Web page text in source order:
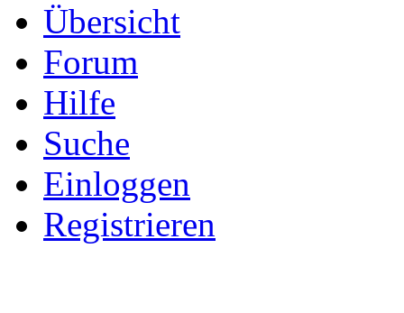
Übersicht
Forum
Hilfe
Suche
Einloggen
Registrieren